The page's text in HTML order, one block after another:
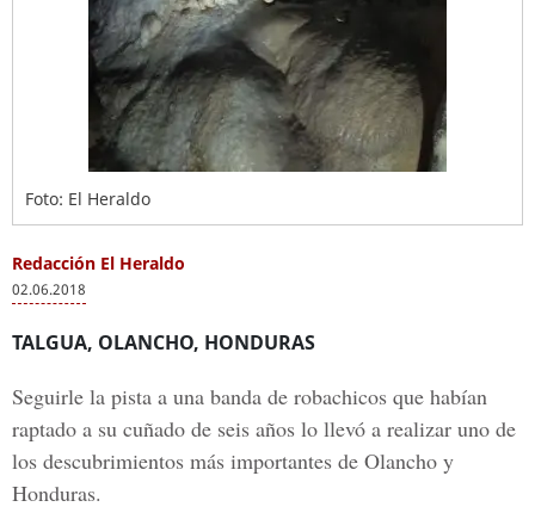
Foto: El Heraldo
Redacción El Heraldo
02.06.2018
TALGUA, OLANCHO, HONDURAS
Seguirle la pista a una banda de robachicos que habían
raptado a su cuñado de seis años lo llevó a realizar uno de
los descubrimientos más importantes de Olancho y
Honduras.